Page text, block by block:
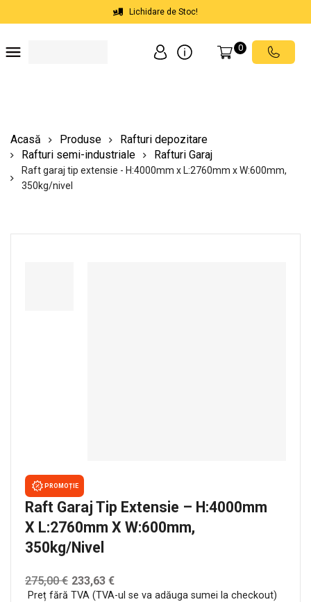
Lichidare de Stoc!
0
Acasă Produse
Rafturi depozitare
Rafturi semi-industriale
Rafturi Garaj
Raft garaj tip extensie - H:4000mm x L:2760mm x W:600mm,
350kg/nivel
PROMOȚIE
Raft Garaj Tip Extensie – H:4000mm
X L:2760mm X W:600mm,
350kg/nivel
275,00€ 233,63 €
Preț fără TVA (TVA-ul se va adăuga sumei la checkout)